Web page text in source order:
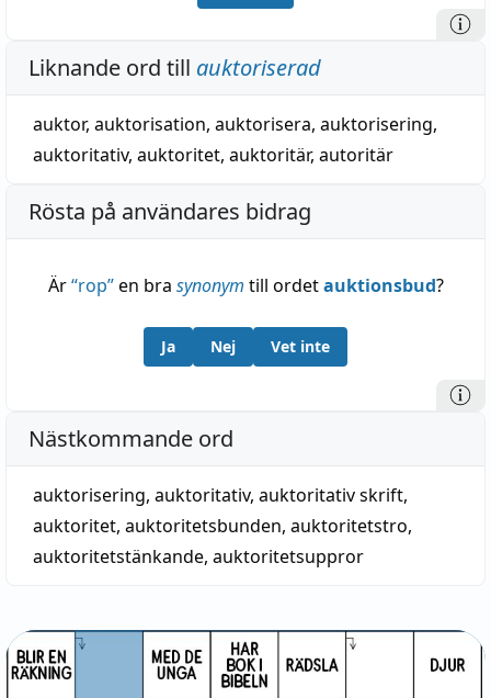
Liknande ord till auktoriserad
auktor, auktorisation, auktorisera, auktorisering,
auktoritativ, auktoritet, auktoritär, autoritär
Rösta på användares bidrag
Är“rop”en bra synonym till ordetauktionsbud?
Ja Nej Vet inte
Nästkommande ord
auktorisering, auktoritativ, auktoritativ skrift,
auktoritet, auktoritetsbunden, auktoritetstro,
auktoritetstänkande, auktoritetsuppror